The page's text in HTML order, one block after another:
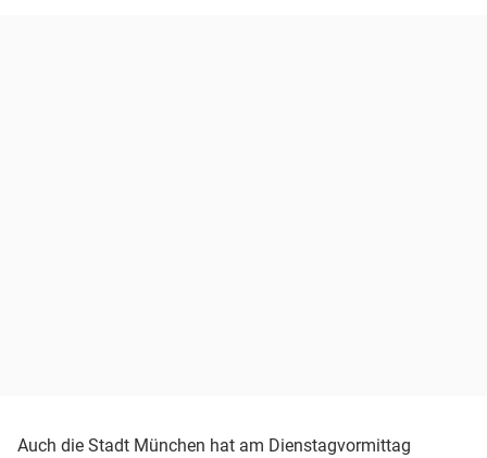
Auch die Stadt München hat am Dienstagvormittag